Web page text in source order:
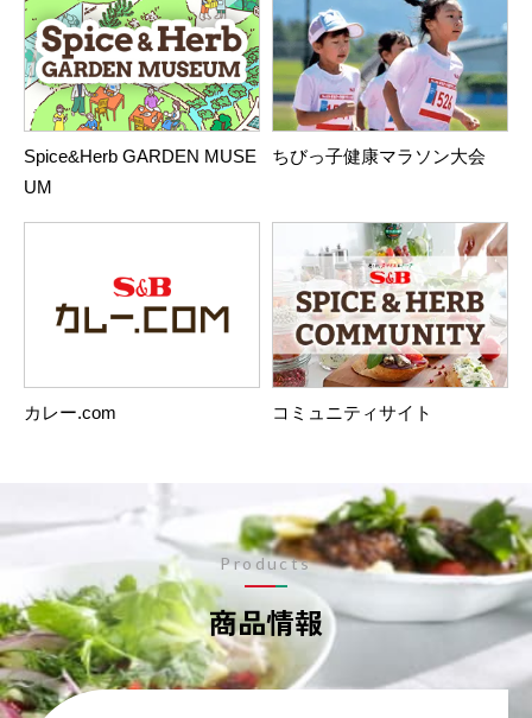
Spice&Herb GARDEN MUSE
UM
ちびっ子健康マラソン大会
カレー.com コミュニティサイト
商品情報
Products